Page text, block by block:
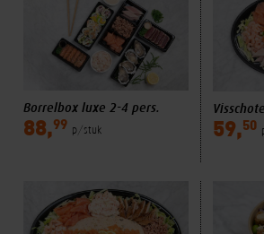
Borrelbox luxe 2-4 pers.
88,99 p/stuk 59,50